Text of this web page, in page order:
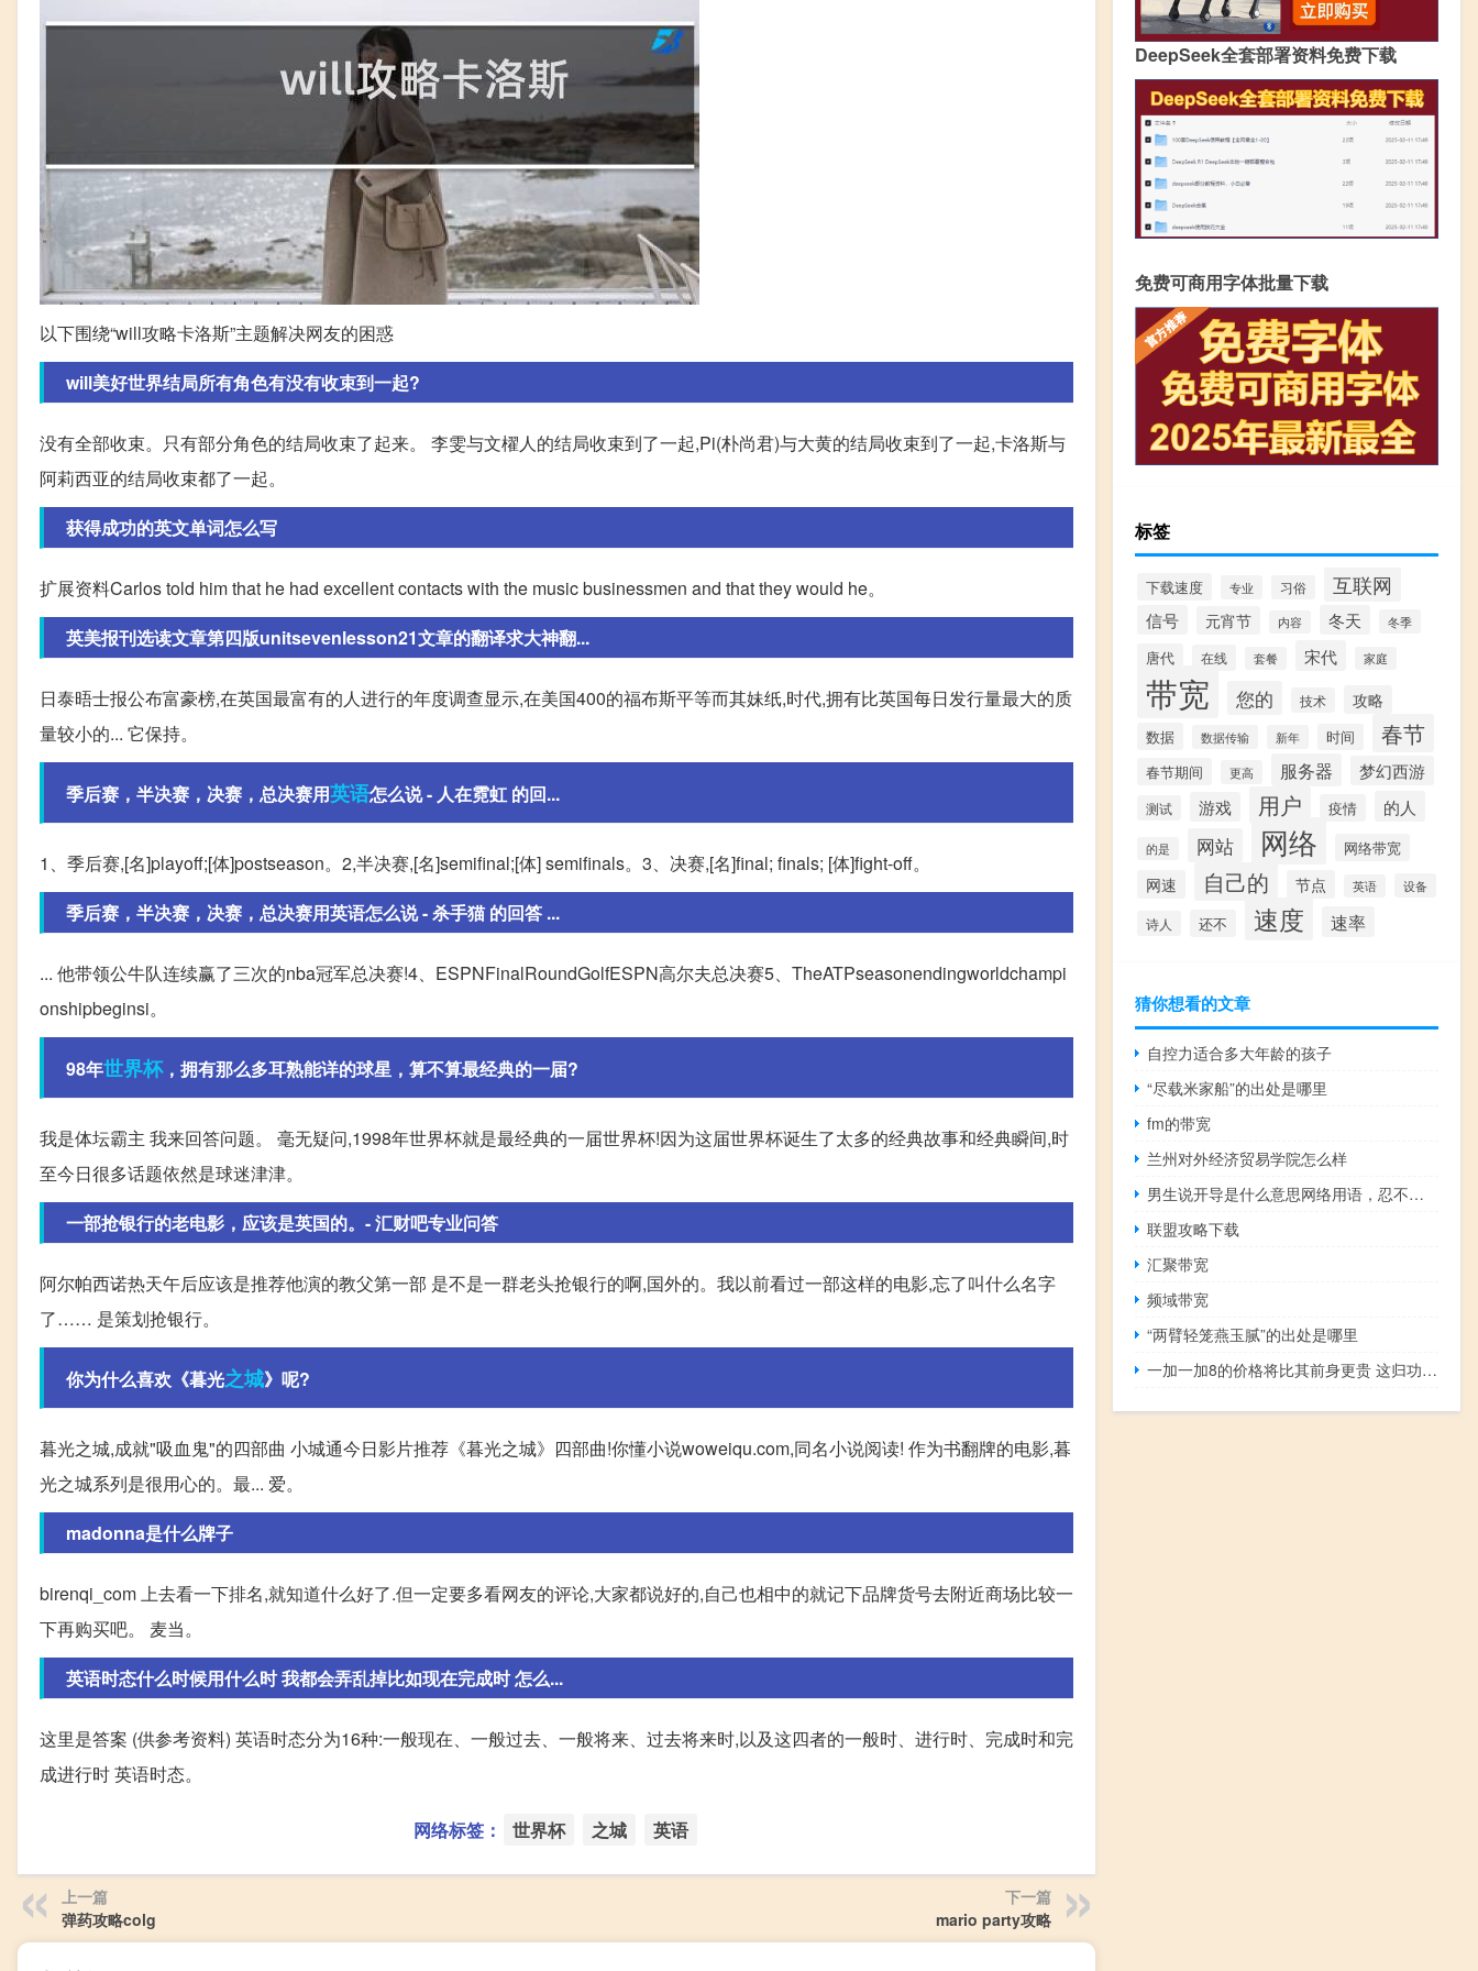
以下围绕“will攻略卡洛斯”主题解决网友的困惑
will美好世界结局所有角色有没有收束到一起?
没有全部收束。只有部分角色的结局收束了起来。 李雯与文櫂人的结局收束到了一起,Pi(朴尚君)与大黄的结局收束到了一起,卡洛斯与
阿莉西亚的结局收束都了一起。
获得成功的英文单词怎么写
扩展资料Carlos told him that he had excellent contacts with the music businessmen and that they would he。
英美报刊选读文章第四版unitsevenlesson21文章的翻译求大神翻...
日泰晤士报公布富豪榜,在英国最富有的人进行的年度调查显示,在美国400的福布斯平等而其妹纸,时代,拥有比英国每日发行量最大的质
量较小的... 它保持。
季后赛，半决赛，决赛，总决赛用英语怎么说 - 人在霓虹 的回...
1、季后赛,[名]playoff;[体]postseason。2,半决赛,[名]semifinal;[体] semifinals。3、决赛,[名]final; finals; [体]fight-off。
季后赛，半决赛，决赛，总决赛用英语怎么说 - 杀手猫 的回答 ...
... 他带领公牛队连续赢了三次的nba冠军总决赛!4、ESPNFinalRoundGolfESPN高尔夫总决赛5、TheATPseasonendingworldchampi
onshipbeginsi。
98年世界杯，拥有那么多耳熟能详的球星，算不算最经典的一届?
我是体坛霸主 我来回答问题。 毫无疑问,1998年世界杯就是最经典的一届世界杯!因为这届世界杯诞生了太多的经典故事和经典瞬间,时
至今日很多话题依然是球迷津津。
一部抢银行的老电影，应该是英国的。- 汇财吧专业问答
阿尔帕西诺热天午后应该是推荐他演的教父第一部 是不是一群老头抢银行的啊,国外的。我以前看过一部这样的电影,忘了叫什么名字
了…… 是策划抢银行。
你为什么喜欢《暮光之城》呢?
暮光之城,成就"吸血鬼"的四部曲 小城通今日影片推荐《暮光之城》四部曲!你懂小说woweiqu.com,同名小说阅读! 作为书翻牌的电影,暮
光之城系列是很用心的。最... 爱。
madonna是什么牌子
birenqi_com 上去看一下排名,就知道什么好了.但一定要多看网友的评论,大家都说好的,自己也相中的就记下品牌货号去附近商场比较一
下再购买吧。 麦当。
英语时态什么时候用什么时 我都会弄乱掉比如现在完成时 怎么...
这里是答案 (供参考资料) 英语时态分为16种:一般现在、一般过去、一般将来、过去将来时,以及这四者的一般时、进行时、完成时和完
成进行时 英语时态。
网络标签： 世界杯 之城 英语
上一篇
弹药攻略colg
下一篇
mario party攻略
DeepSeek全套部署资料免费下载
免费可商用字体批量下载
标签
下载速度 专业 习俗 互联网
信号 元宵节 内容 冬天 冬季
唐代 在线 套餐 宋代 家庭
带宽 您的 技术 攻略
数据 数据传输 新年 时间 春节
春节期间 更高 服务器 梦幻西游
测试 游戏 用户 疫情 的人
的是 网站 网络 网络带宽
网速 自己的 节点 英语 设备
诗人 还不 速度 速率
猜你想看的文章
自控力适合多大年龄的孩子
“尽载米家船”的出处是哪里
fm的带宽
兰州对外经济贸易学院怎么样
男生说开导是什么意思网络用语，忍不住了,开导是什么梗什么梗
联盟攻略下载
汇聚带宽
频域带宽
“两臂轻笼燕玉腻”的出处是哪里
一加一加8的价格将比其前身更贵 这归功于5 G